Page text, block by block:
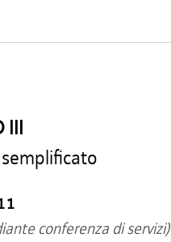
III
conferenza di servizi)